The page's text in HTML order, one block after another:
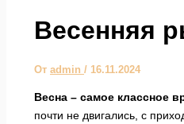
Весенняя
От admin / 16.11.2024
Весна – самое классное
почти не двигались, с